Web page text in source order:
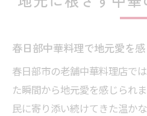
春日部中華料理で地元愛を
春日部市の老舗中華料理店で
た瞬間から地元愛を感じられ
民に寄り添い続けてきた温か